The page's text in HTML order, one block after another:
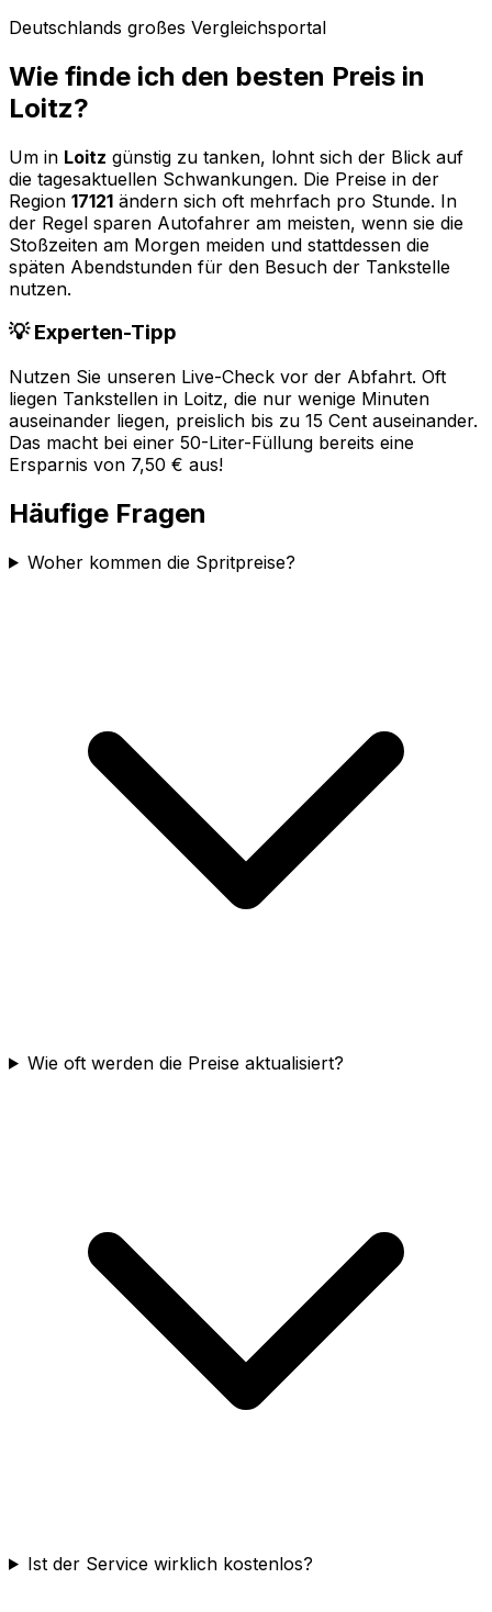
Deutschlands großes Vergleichsportal
Wie finde ich den besten Preis in
Loitz?
Um in Loitz günstig zu tanken, lohnt sich der Blick auf
die tagesaktuellen Schwankungen. Die Preise in der
Region 17121 ändern sich oft mehrfach pro Stunde. In
der Regel sparen Autofahrer am meisten, wenn sie die
Stoßzeiten am Morgen meiden und stattdessen die
späten Abendstunden für den Besuch der Tankstelle
nutzen.
💡 Experten-Tipp
Nutzen Sie unseren Live-Check vor der Abfahrt. Oft
liegen Tankstellen in Loitz, die nur wenige Minuten
auseinander liegen, preislich bis zu 15 Cent auseinander.
Das macht bei einer 50-Liter-Füllung bereits eine
Ersparnis von 7,50 € aus!
Häufige Fragen
Woher kommen die Spritpreise?
Wie oft werden die Preise aktualisiert?
Ist der Service wirklich kostenlos?